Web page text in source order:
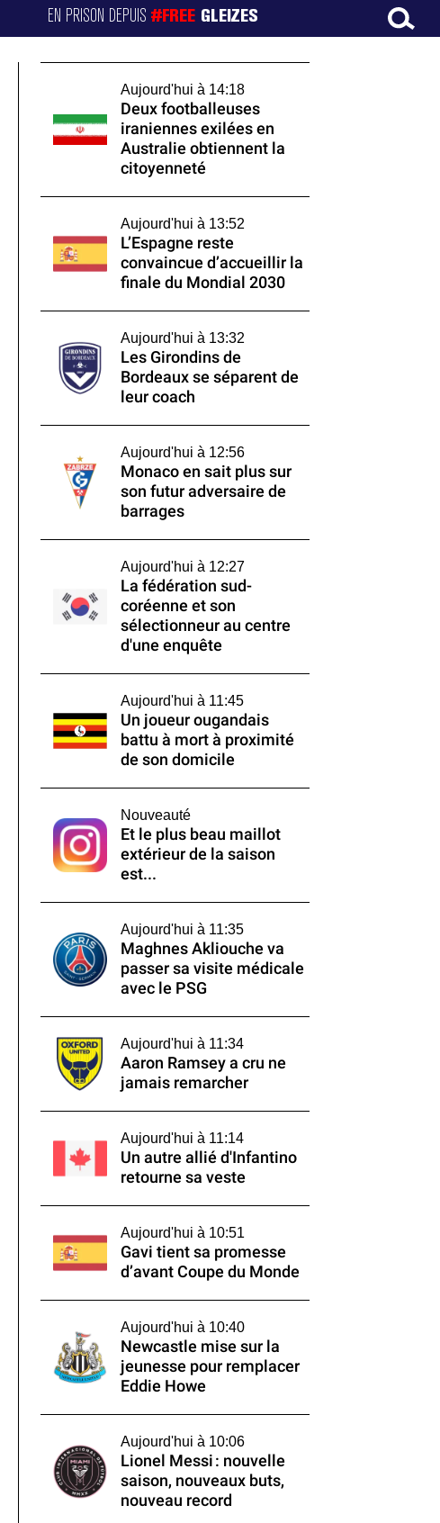
EN PRISON DEPUIS#FREE GLEIZES
Aujourd'hui à 14:18
Deux footballeuses
iraniennes exilées en
Australie obtiennent la
citoyenneté
Aujourd'hui à 13:52
L’Espagne reste
convaincue d’accueillir la
finale du Mondial 2030
Aujourd'hui à 13:32
Les Girondins de
Bordeaux se séparent de
leur coach
Aujourd'hui à 12:56
Monaco en sait plus sur
son futur adversaire de
barrages
Aujourd'hui à 12:27
La fédération sud-
coréenne et son
sélectionneur au centre
d'une enquête
Aujourd'hui à 11:45
Un joueur ougandais
battu à mort à proximité
de son domicile
Nouveauté
Et le plus beau maillot
extérieur de la saison
est...
Aujourd'hui à 11:35
Maghnes Akliouche va
passer sa visite médicale
avec le PSG
Aujourd'hui à 11:34
Aaron Ramsey a cru ne
jamais remarcher
Aujourd'hui à 11:14
Un autre allié d'Infantino
retourne sa veste
Aujourd'hui à 10:51
Gavi tient sa promesse
d’avant Coupe du Monde
Aujourd'hui à 10:40
Newcastle mise sur la
jeunesse pour remplacer
Eddie Howe
Aujourd'hui à 10:06
Lionel Messi : nouvelle
saison, nouveaux buts,
nouveau record